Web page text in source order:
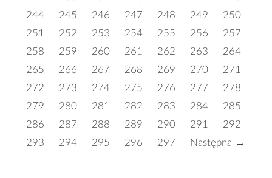
244
245 246 247 248 249
250
251
252 253 254 255 256
257
258
259 260 261 262 263
264
265
266 267 268 269 270
271
272
273 274 275 276 277
278
279
280 281 282 283 284
285
286
287 288 289 290 291
292
293
294 295 296 297 Następna →